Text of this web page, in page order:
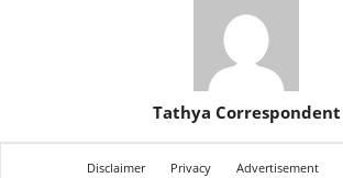
Tathya Correspondent
Disclaimer Privacy Advertisement